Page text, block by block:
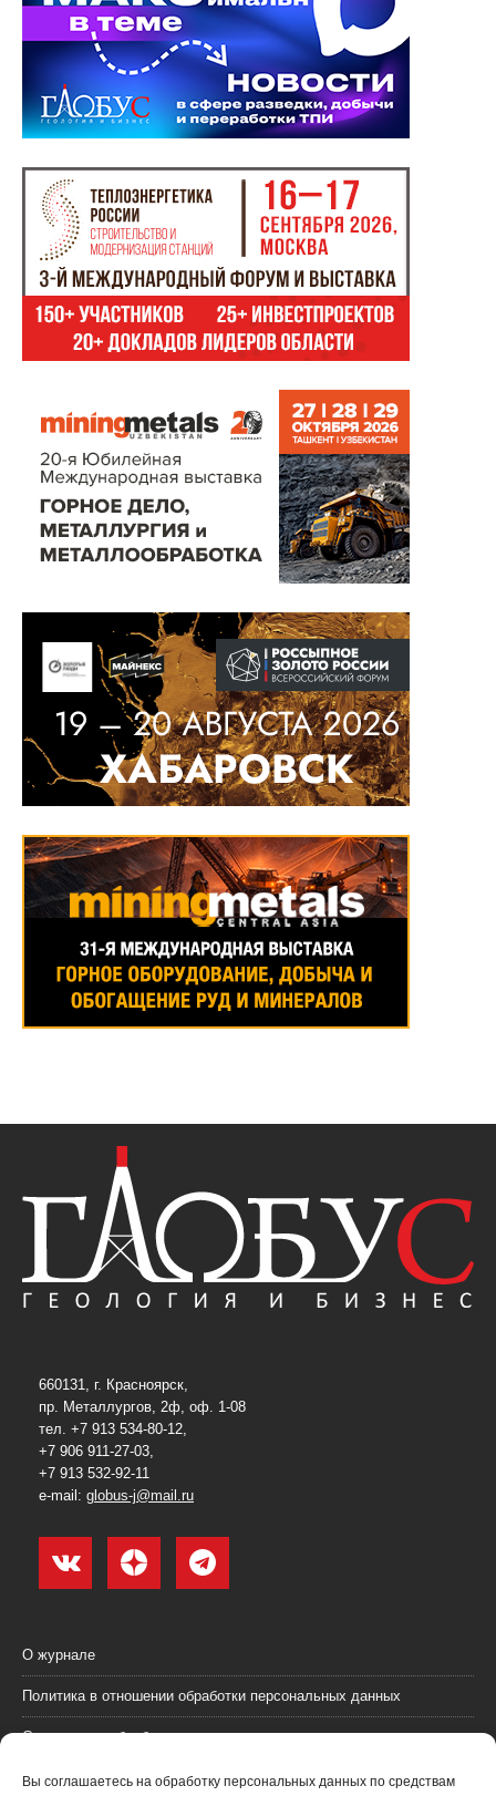
Вы соглашаетесь на обработку персональных данных по средствам
660131, г. Красноярск,
пр. Металлургов, 2ф, оф. 1-08
тел. +7 913 534-80-12,
+7 906 911-27-03,
+7 913 532-92-11
e-mail: globus-j@mail.ru
О журнале
Политика в отношении обработки персональных данных
Согласие на обработку персональных данных
Пользовательское соглашение (оферта)